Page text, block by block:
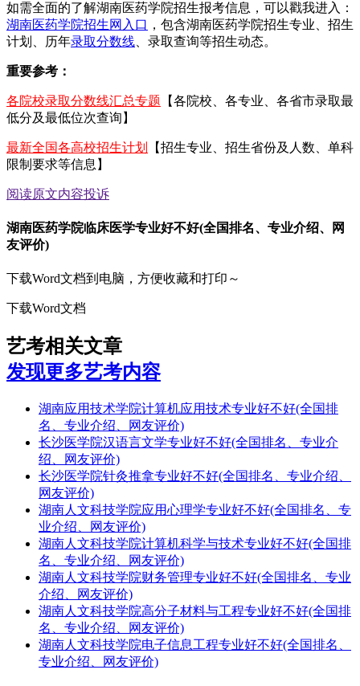
如需全面的了解湖南医药学院招生报考信息，可以戳我进入：
湖南医药学院招生网入口 ，包含湖南医药学院招生专业、招生
计划、历年录取分数线 、录取查询等招生动态。
重要参考：
各院校录取分数线汇总专题 【各院校、各专业、各省市录取最
低分及最低位次查询】
最新全国各高校招生计划
【招生专业、招生省份及人数、单科
限制要求等信息】
阅读原文内容投诉
湖南医药学院临床医学专业好不好(全国排名、专业介绍、网
友评价)
下载Word文档到电脑，方便收藏和打印～
下载Word文档
艺考相关文章
发现更多艺考内容
湖南应用技术学院计算机应用技术专业好不好(全国排
名、专业介绍、网友评价)
长沙医学院汉语言文学专业好不好(全国排名、专业介
绍、网友评价)
长沙医学院针灸推拿专业好不好(全国排名、专业介绍、
网友评价)
湖南人文科技学院应用心理学专业好不好(全国排名、专
业介绍、网友评价)
湖南人文科技学院计算机科学与技术专业好不好(全国排
名、专业介绍、网友评价)
湖南人文科技学院财务管理专业好不好(全国排名、专业
介绍、网友评价)
湖南人文科技学院高分子材料与工程专业好不好(全国排
名、专业介绍、网友评价)
湖南人文科技学院电子信息工程专业好不好(全国排名、
专业介绍、网友评价)